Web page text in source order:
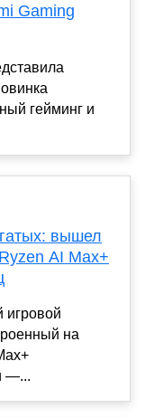
Gaming
гейминг и
вышел
AI Max+
игровой
на
—...